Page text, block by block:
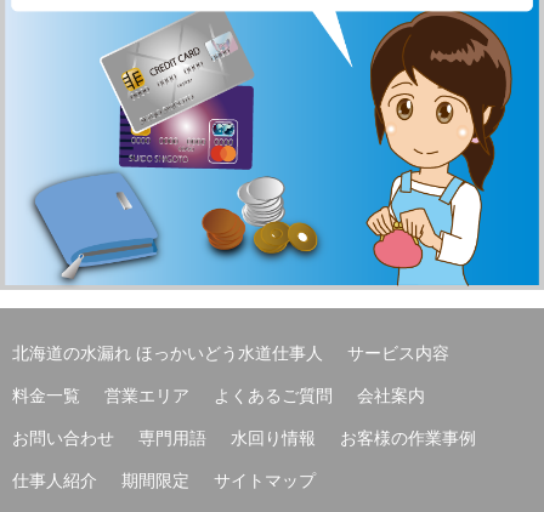
北海道の水漏れ ほっかいどう水道仕事人 サービス内容
料金一覧 営業エリア よくあるご質問 会社案内
お問い合わせ 専門用語 水回り情報 お客様の作業事例
仕事人紹介 期間限定 サイトマップ